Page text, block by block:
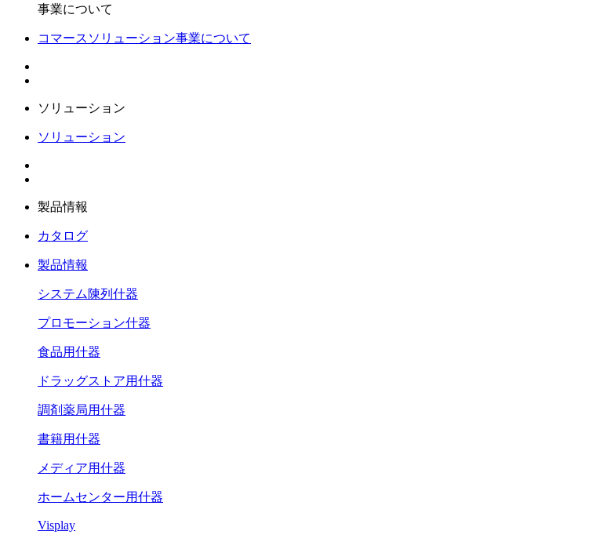
事業について
コマースソリューション事業について
ソリューション
ソリューション
製品情報
カタログ
製品情報
システム陳列什器
プロモーション什器
食品用什器
ドラッグストア用什器
調剤薬局用什器
書籍用什器
メディア用什器
ホームセンター用什器
Visplay